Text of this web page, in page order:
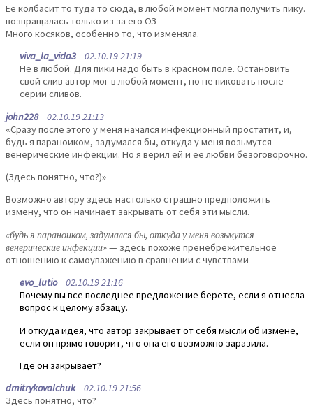
Её колбасит то туда то сюда, в любой момент могла получить пику.
возвращалась только из за его ОЗ
Много косяков, особенно то, что изменяла.
viva_la_vida3 02.10.19 21:19
Не в любой. Для пики надо быть в красном поле. Остановить
свой слив автор мог в любой момент, но не пиковать после
серии сливов.
john22802.10.19 21:13
«Сразу после этого у меня начался инфекционный простатит, и,
будь я параноиком, задумался бы, откуда у меня возьмутся
венерические инфекции. Но я верил ей и ее любви безоговорочно.
(Здесь понятно, что?)»
Возможно автору здесь настолько страшно предположить
измену, что он начинает закрывать от себя эти мысли.
«будь я параноиком, задумался бы, откуда у меня возьмутся
венерические инфекции»— здесь похоже пренебрежительное
отношению к самоуважению в сравнении с чувствами
evo_lutio02.10.19 21:16
Почему вы все последнее предложение берете, если я отнесла
вопрос к целому абзацу.
И откуда идея, что автор закрывает от себя мысли об измене,
если он прямо говорит, что она его возможно заразила.
Где он закрывает?
dmitrykovalchuk02.10.19 21:56
Здесь понятно, что?